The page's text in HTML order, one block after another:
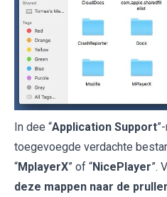
In dee “Application Support
toegevoegde verdachte
“MplayerX” of “NicePlayer”.
deze mappen naar de